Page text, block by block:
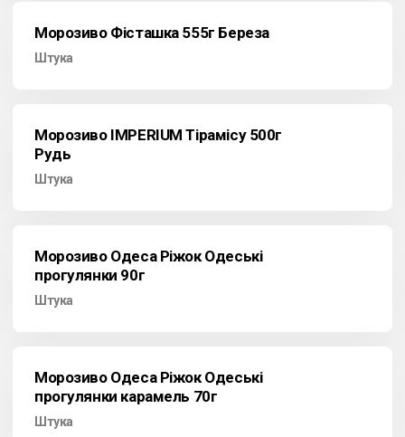
Морозиво Фісташка 555г Береза
Штука
Морозиво IMPERIUM Тірамісу 500г
Рудь
Штука
Морозиво Одеса Ріжок Одеські
прогулянки 90г
Штука
Морозиво Одеса Ріжок Одеські
прогулянки карамель 70г
Штука